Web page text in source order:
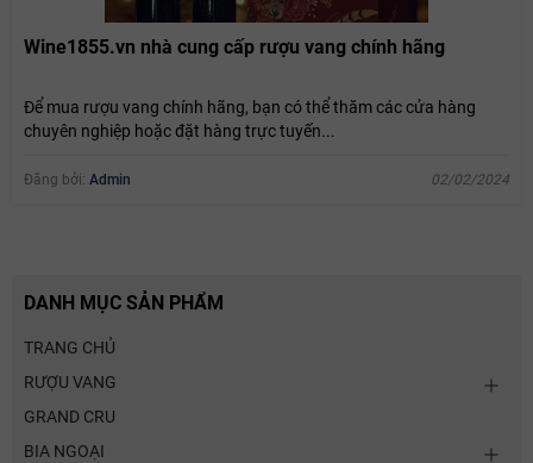
Wine1855.vn nhà cung cấp rượu vang chính hãng
Để mua rượu vang chính hãng, bạn có thể thăm các cửa hàng
chuyên nghiệp hoặc đặt hàng trực tuyến...
Đăng bởi: Admin 02/02/2024
DANH MỤC SẢN PHẨM
TRANG CHỦ
RƯỢU VANG
GRAND CRU
BIA NGOẠI